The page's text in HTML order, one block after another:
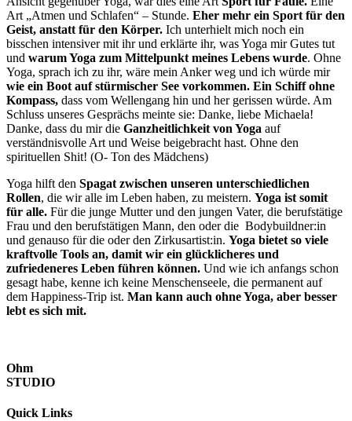
Art „Atmen und Schlafen“ – Stunde. Eher mehr ein Sport für den
Geist, anstatt für den Körper. Ich unterhielt mich noch ein
bisschen intensiver mit ihr und erklärte ihr, was Yoga mir Gutes tut
und warum Yoga zum Mittelpunkt meines Lebens wurde. Ohne
Yoga, sprach ich zu ihr, wäre mein Anker weg und ich würde mir
wie ein Boot auf stürmischer See vorkommen. Ein Schiff ohne
Kompass, dass vom Wellengang hin und her gerissen würde. Am
Schluss unseres Gesprächs meinte sie: Danke, liebe Michaela!
Danke, dass du mir die Ganzheitlichkeit von Yoga auf
verständnisvolle Art und Weise beigebracht hast. Ohne den
spirituellen Shit! (O- Ton des Mädchens)
Yoga hilft den Spagat zwischen unseren unterschiedlichen
Rollen, die wir alle im Leben haben, zu meistern. Yoga ist somit
für alle. Für die junge Mutter und den jungen Vater, die berufstätige
Frau und den berufstätigen Mann, den oder die Bodybuildner:in
und genauso für die oder den Zirkusartist:in. Yoga bietet so viele
kraftvolle Tools an, damit wir ein glücklicheres und
zufriedeneres Leben führen können. Und wie ich anfangs schon
gesagt habe, kenne ich keine Menschenseele, die permanent auf
dem Happiness-Trip ist. Man kann auch ohne Yoga, aber besser
lebt es sich mit.
Ohm
STUDIO
Quick Links